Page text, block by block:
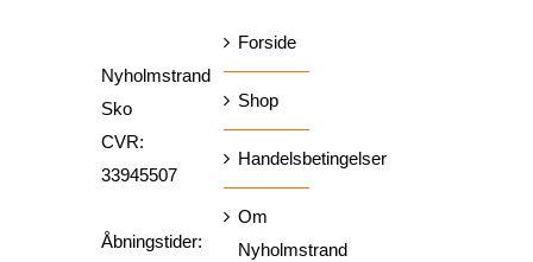
Nyholmstrand
Sko
CVR:
33945507
Åbningstider:
Forside
Shop
Handelsbetingelser
Om
Nyholmstrand